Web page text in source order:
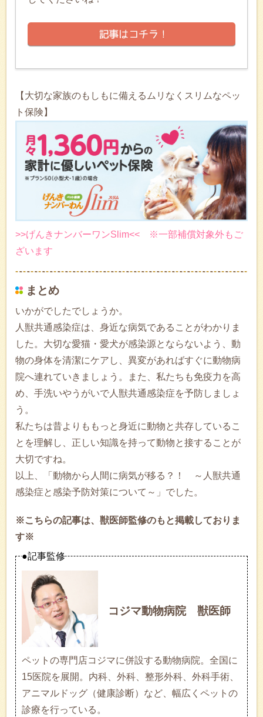
【大切な家族のもしもに備えるムリなくスリムなペッ
ト保険】
>>げんきナンバーワンSlim<< ※一部補償対象外もご
ざいます
まとめ
いかがでしたでしょうか。
人獣共通感染症は、身近な病気であることがわかりま
した。大切な愛猫・愛犬が感染源とならないよう、動
物の身体を清潔にケアし、異変があればすぐに動物病
院へ連れていきましょう。また、私たちも免疫力を高
め、手洗いやうがいで人獣共通感染症を予防しましょ
う。
私たちは昔よりももっと身近に動物と共存しているこ
とを理解し、正しい知識を持って動物と接することが
大切ですね。
以上、「動物から人間に病気が移る？！ ～人獣共通
感染症と感染予防対策について～」でした。
※こちらの記事は、獣医師監修のもと掲載しておりま
す※
●記事監修
コジマ動物病院 獣医師
ペットの専門店コジマに併設する動物病院。全国に
15医院を展開。内科、外科、整形外科、外科手術、
アニマルドッグ（健康診断）など、幅広くペットの
診療を行っている。